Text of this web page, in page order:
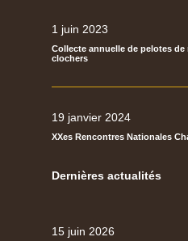
1 juin 2023
Collecte annuelle de pelotes de
clochers
19 janvier 2024
XXes Rencontres Nationales
Dernières actualités
15 juin 2026